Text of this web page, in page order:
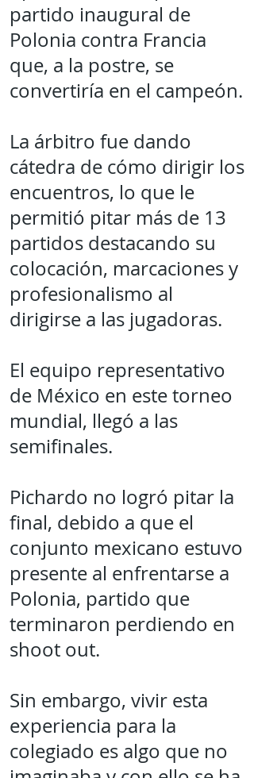
partido inaugural de
Polonia contra Francia
que, a la postre, se
convertiría en el campeón.
La árbitro fue dando
cátedra de cómo dirigir los
encuentros, lo que le
permitió pitar más de 13
partidos destacando su
colocación, marcaciones y
profesionalismo al
dirigirse a las jugadoras.
El equipo representativo
de México en este torneo
mundial, llegó a las
semifinales.
Pichardo no logró pitar la
final, debido a que el
conjunto mexicano estuvo
presente al enfrentarse a
Polonia, partido que
terminaron perdiendo en
shoot out.
Sin embargo, vivir esta
experiencia para la
colegiado es algo que no